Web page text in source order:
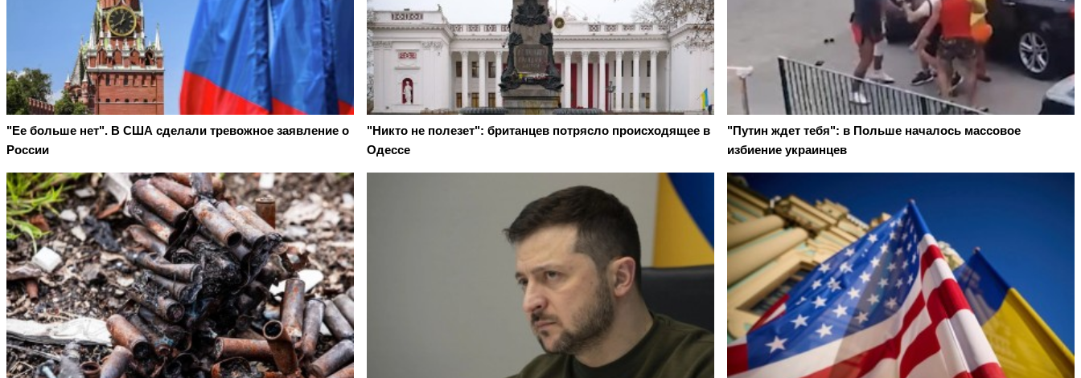
"Ее больше нет". В США сделали тревожное заявление о
России
"Никто не полезет": британцев потрясло происходящее в
Одессе
"Путин ждет тебя": в Польше началось массовое
избиение украинцев